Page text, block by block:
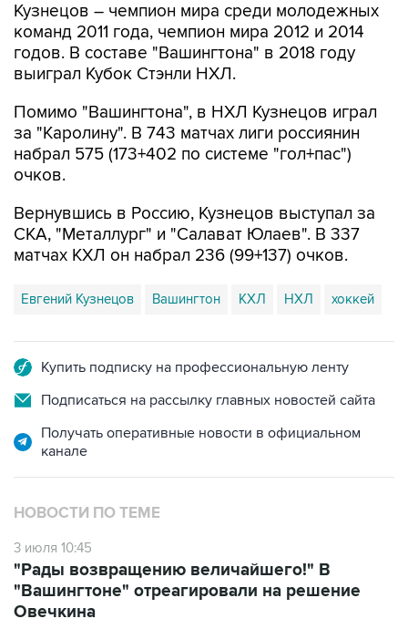
Кузнецов – чемпион мира среди молодежных
команд 2011 года, чемпион мира 2012 и 2014
годов. В составе "Вашингтона" в 2018 году
выиграл Кубок Стэнли НХЛ.
Помимо "Вашингтона", в НХЛ Кузнецов играл
за "Каролину". В 743 матчах лиги россиянин
набрал 575 (173+402 по системе "гол+пас")
очков.
Вернувшись в Россию, Кузнецов выступал за
СКА, "Металлург" и "Салават Юлаев". В 337
матчах КХЛ он набрал 236 (99+137) очков.
Евгений Кузнецов Вашингтон КХЛ НХЛ хоккей
Купить подписку на профессиональную ленту
Подписаться на рассылку главных новостей сайта
Получать оперативные новости в официальном
канале
НОВОСТИ ПО ТЕМЕ
3 июля 10:45
"Рады возвращению величайшего!" В
"Вашингтоне" отреагировали на решение
Овечкина